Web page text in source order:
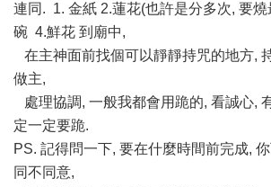
連同. 1. 金紙 2.蓮花(也許是分多次, 要
碗 4.鮮花 到廟中,
在主神面前找個可以靜靜持咒的地方,
做主,
處理協調, 一般我都會用跪的, 看誠心,
定一定要跪.
PS. 記得問一下, 要在什麼時間前完成,
同不同意,